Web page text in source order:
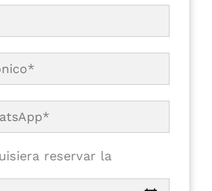
reservar la